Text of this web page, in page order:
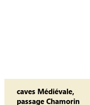
caves Médiévale,
passage Chamorin